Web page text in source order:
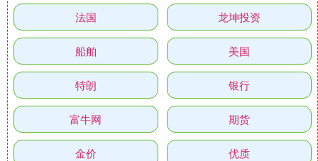
法国 龙坤投资
船舶 美国
特朗 银行
富牛网 期货
金价 优质